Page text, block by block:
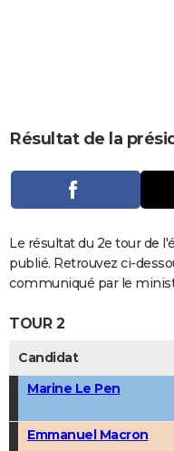
CARTE DE VOEUX
DICTIONNAIRE
Dictionnaire
Biographies
Expressions
Proverbes
PROGRAMME TV
COPAINS D'AVANT
Se connecter
Collèges
Universités
Entreprises
Service militaire
Avis de recherche
AVIS DE DÉCÈS
FORUM
Bricolage
Culture
Television
Voyage
Résultat de la
Le résultat du 2e tour de
publié. Retrouvez ci-
communiqué par le
TOUR 2
Candidat
Marine Le Pen
Emmanuel Macron